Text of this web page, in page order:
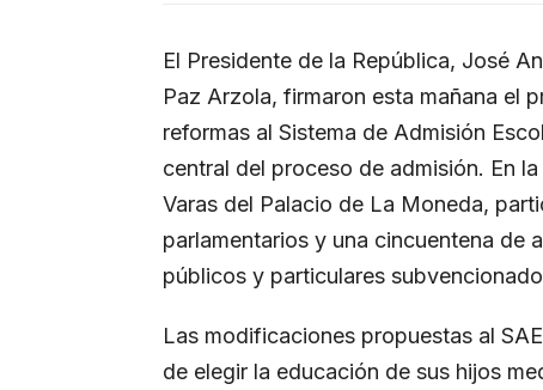
El Presidente de la República, José
Paz Arzola, firmaron esta mañana el
reformas al Sistema de Admisión
central del proceso de admisión. En
Varas del Palacio de La Moneda,
parlamentarios y una cincuentena de
públicos y particulares
Las modificaciones propuestas al
de elegir la educación de sus hijos